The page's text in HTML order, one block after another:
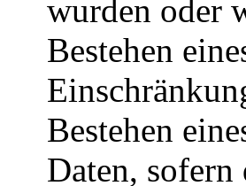
wurden oder
Bestehen
Bestehen
Daten,